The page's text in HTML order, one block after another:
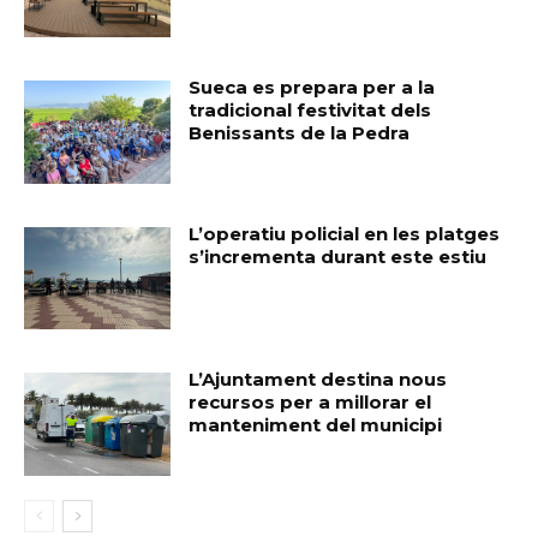
Sueca es prepara per a la
tradicional festivitat dels
Benissants de la Pedra
L’operatiu policial en les platges
s’incrementa durant este estiu
L’Ajuntament destina nous
recursos per a millorar el
manteniment del municipi